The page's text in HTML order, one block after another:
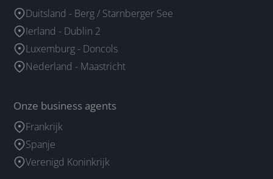
Duitsland - Berg / Starnberger See
Ierland - Dublin 2
Luxemburg - Doncols
Nederland - Maastricht
Onze business agents
Frankrijk
Spanje
Verenigd Koninkrijk